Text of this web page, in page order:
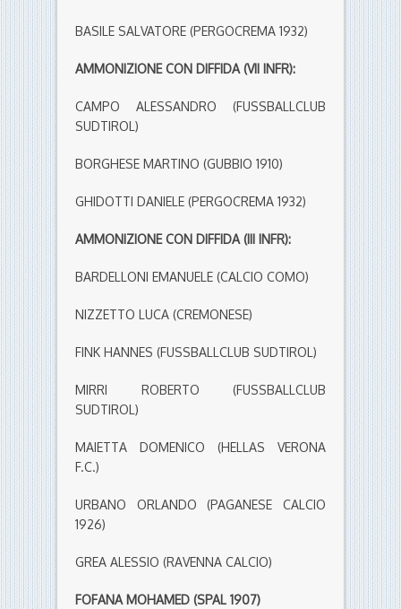
BASILE SALVATORE (PERGOCREMA 1932)
AMMONIZIONE CON DIFFIDA (VII INFR):
CAMPO ALESSANDRO (FUSSBALLCLUB
SUDTIROL)
BORGHESE MARTINO (GUBBIO 1910)
GHIDOTTI DANIELE (PERGOCREMA 1932)
AMMONIZIONE CON DIFFIDA (III INFR):
BARDELLONI EMANUELE (CALCIO COMO)
NIZZETTO LUCA (CREMONESE)
FINK HANNES (FUSSBALLCLUB SUDTIROL)
MIRRI ROBERTO (FUSSBALLCLUB
SUDTIROL)
MAIETTA DOMENICO (HELLAS VERONA
F.C.)
URBANO ORLANDO (PAGANESE CALCIO
1926)
GREA ALESSIO (RAVENNA CALCIO)
FOFANA MOHAMED (SPAL 1907)